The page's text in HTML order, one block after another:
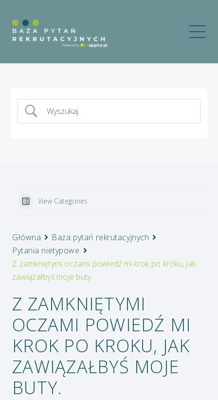
View Categories
Główna
Baza pytań rekrutacyjnych
Pytania nietypowe
Z zamkniętymi oczami powiedź mi krok po kroku, jak
zawiązałbyś moje buty.
Z ZAMKNIĘTYMI
OCZAMI POWIEDŹ MI
KROK PO KROKU, JAK
ZAWIĄZAŁBYŚ MOJE
BUTY.